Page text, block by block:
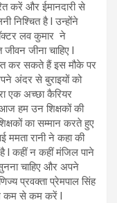
करें और ईमानदारी से
निश्चित है l उन्होंने
लव कुमार ने
जीना चाहिए l
कर सकते हैं इस मौके पर
अंदर से बुराइयों को
एक अच्छा कैरियर
हम उन शिक्षकों की
का सम्मान करते हुए
ममता रानी ने कहा की
l कहीं न कहीं मंजिल पाने
चाहिए और अपने
प्रवक्ता प्रेमपाल सिंह
कम से कम करें l